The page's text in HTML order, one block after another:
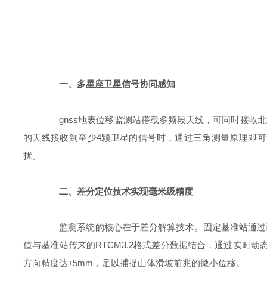
一、多星座卫星信号协同感知
gnss地表位移监测站搭载多频段天线，可同时接收北
的天线接收到至少4颗卫星的信号时，通过三角测量原理即
扰。
二、差分定位技术实现毫米级精度
监测系统的核心在于差分解算技术。固定基准站通过
值与基准站传来的RTCM3.2格式差分数据结合，通过实时
方向精度达±5mm，足以捕捉山体滑坡前兆的微小位移。